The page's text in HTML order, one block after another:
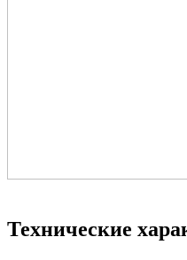
Технические